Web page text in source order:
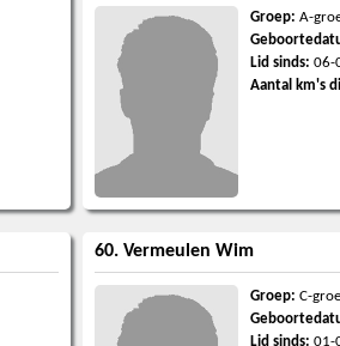
Groep: A-
Lid sinds: 06-
Aantal km's
60. Vermeulen Wim
Groep: C-
Lid sinds: 01-